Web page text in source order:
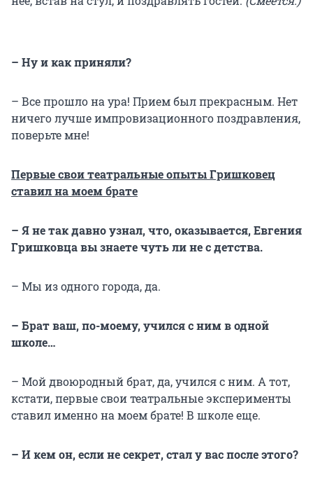
– Ну и как приняли?
– Все прошло на ура! Прием был прекрасным. Нет
ничего лучше импровизационного поздравления,
поверьте мне!
Первые свои театральные опыты Гришковец
ставил на моем брате
– Я не так давно узнал, что, оказывается, Евгения
Гришковца вы знаете чуть ли не с детства.
– Мы из одного города, да.
– Брат ваш, по-моему, учился с ним в одной
школе…
– Мой двоюродный брат, да, учился с ним. А тот,
кстати, первые свои театральные эксперименты
ставил именно на моем брате! В школе еще.
– И кем он, если не секрет, стал у вас после этого?